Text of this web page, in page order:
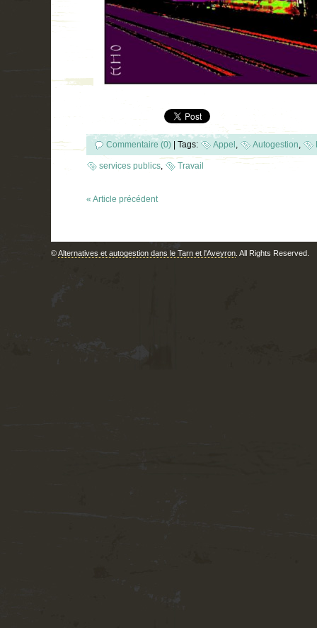
Commentaire (0) | Tags: Appel Autogestion
services publics Travail
« Article précédent
©Alternatives et autogestion dans le Tarn et l'Aveyron . All Rights Reserved.